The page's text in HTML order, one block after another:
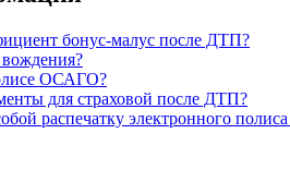
бонус-малус после ДТП?
вождения?
ОСАГО?
для страховой после ДТП?
распечатку электронного